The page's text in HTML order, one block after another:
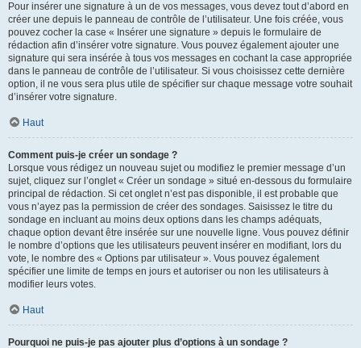
Pour insérer une signature à un de vos messages, vous devez tout d’abord en
créer une depuis le panneau de contrôle de l’utilisateur. Une fois créée, vous
pouvez cocher la case « Insérer une signature » depuis le formulaire de
rédaction afin d’insérer votre signature. Vous pouvez également ajouter une
signature qui sera insérée à tous vos messages en cochant la case appropriée
dans le panneau de contrôle de l’utilisateur. Si vous choisissez cette dernière
option, il ne vous sera plus utile de spécifier sur chaque message votre souhait
d’insérer votre signature.
Haut
Comment puis-je créer un sondage ?
Lorsque vous rédigez un nouveau sujet ou modifiez le premier message d’un
sujet, cliquez sur l’onglet « Créer un sondage » situé en-dessous du formulaire
principal de rédaction. Si cet onglet n’est pas disponible, il est probable que
vous n’ayez pas la permission de créer des sondages. Saisissez le titre du
sondage en incluant au moins deux options dans les champs adéquats,
chaque option devant être insérée sur une nouvelle ligne. Vous pouvez définir
le nombre d’options que les utilisateurs peuvent insérer en modifiant, lors du
vote, le nombre des « Options par utilisateur ». Vous pouvez également
spécifier une limite de temps en jours et autoriser ou non les utilisateurs à
modifier leurs votes.
Haut
Pourquoi ne puis-je pas ajouter plus d’options à un sondage ?